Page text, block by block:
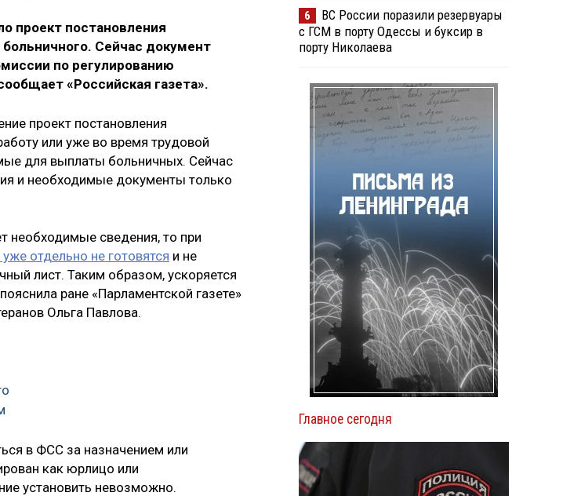
проект постановления
Сейчас документ
по регулированию
«Российская газета».
проект постановления
или уже во время трудовой
для выплаты больничных. Сейчас
и необходимые документы только
необходимые сведения, то при
отдельно не готовятся и не
лист. Таким образом, ускоряется
ране «Парламентской газете»
Ольга Павлова.
в ФСС за назначением или
как юрлицо или
установить невозможно.
6
ВС России поразили резервуары
с ГСМ в порту Одессы и буксир в
порту Николаева
Главное сегодня